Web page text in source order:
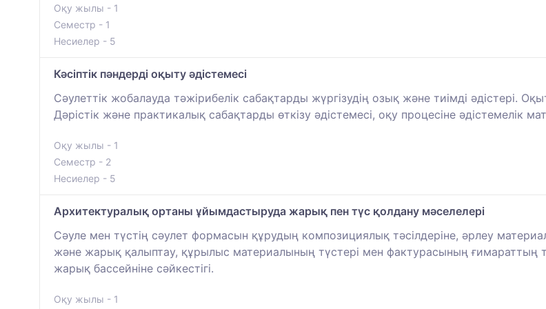
Оқу жылы - 1
Семестр - 1
Несиелер - 5
Кәсіптік пәндерді оқыту әдістемесі
Сәулеттік жобалауда тәжірибелік сабақтарды жүргізудің озық және тиімді әдістері.
Дәрістік және практикалық сабақтарды өткізу әдістемесі, оқу процесіне әдістемелік
Оқу жылы - 1
Семестр - 2
Несиелер - 5
Архитектуралық ортаны ұйымдастыруда жарық пен түс қолдану мәселелері
Сәуле мен түстің сәулет формасын құрудың композициялық тәсілдеріне, әрлеу
және жарық қалыптау, құрылыс материалының түстері мен фактурасының ғимараттың
жарық бассейніне сәйкестігі.
Оқу жылы - 1